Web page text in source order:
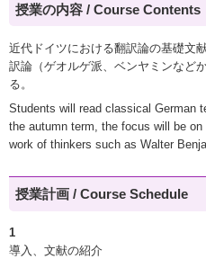
授業の内容 / Course Contents
近代ドイツにおける翻訳論の基礎文
訳論（ゲオルゲ派、ベンヤミンなど
る。
Students will read classical German
the autumn term, the focus will be
work of thinkers such as Walter
授業計画 / Course Schedule
1
導入、文献の紹介